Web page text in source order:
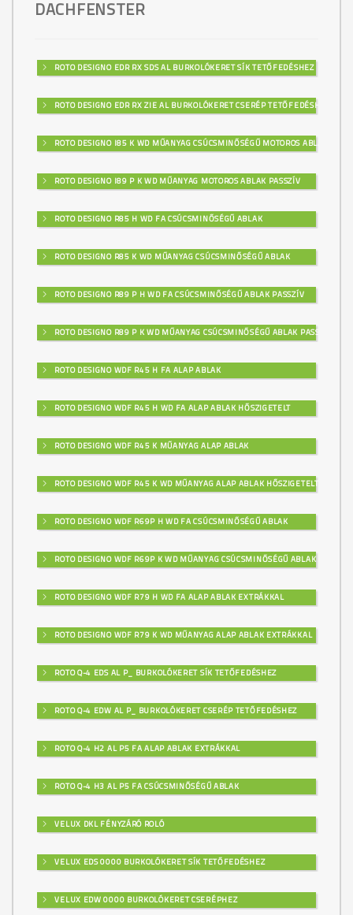
DACHFENSTER
ROTO DESIGNO EDR RX SDS AL BURKOLÓKERET SÍK TETŐFEDÉSHEZ
ROTO DESIGNO EDR RX ZIE AL BURKOLÓKERET CSERÉP TETŐFEDÉSHEZ
ROTO DESIGNO I85 K WD MŰANYAG CSÚCSMINŐSÉGŰ MOTOROS ABLAK
ROTO DESIGNO I89 P K WD MŰANYAG MOTOROS ABLAK PASSZÍV
ROTO DESIGNO R85 H WD FA CSÚCSMINŐSÉGŰ ABLAK
ROTO DESIGNO R85 K WD MŰANYAG CSÚCSMINŐSÉGŰ ABLAK
ROTO DESIGNO R89 P H WD FA CSÚCSMINŐSÉGŰ ABLAK PASSZÍV
ROTO DESIGNO R89 P K WD MŰANYAG CSÚCSMINŐSÉGŰ ABLAK PASSZÍV
ROTO DESIGNO WDF R45 H FA ALAP ABLAK
ROTO DESIGNO WDF R45 H WD FA ALAP ABLAK HŐSZIGETELT
ROTO DESIGNO WDF R45 K MŰANYAG ALAP ABLAK
ROTO DESIGNO WDF R45 K WD MŰANYAG ALAP ABLAK HŐSZIGETELT
ROTO DESIGNO WDF R69P H WD FA CSÚCSMINŐSÉGŰ ABLAK
ROTO DESIGNO WDF R69P K WD MŰANYAG CSÚCSMINŐSÉGŰ ABLAK
ROTO DESIGNO WDF R79 H WD FA ALAP ABLAK EXTRÁKKAL
ROTO DESIGNO WDF R79 K WD MŰANYAG ALAP ABLAK EXTRÁKKAL
ROTO Q-4 EDS AL P_ BURKOLÓKERET SÍK TETŐFEDÉSHEZ
ROTO Q-4 EDW AL P_ BURKOLÓKERET CSERÉP TETŐFEDÉSHEZ
ROTO Q-4 H2 AL P5 FA ALAP ABLAK EXTRÁKKAL
ROTO Q-4 H3 AL P5 FA CSÚCSMINŐSÉGŰ ABLAK
VELUX DKL FÉNYZÁRÓ ROLÓ
VELUX EDS 0000 BURKOLÓKERET SÍK TETŐFEDÉSHEZ
VELUX EDW 0000 BURKOLÓKERET CSERÉPHEZ